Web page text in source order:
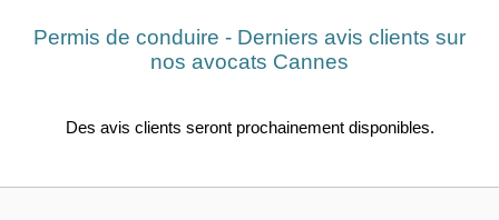
Permis de conduire - Derniers avis clients sur
nos avocats Cannes
Des avis clients seront prochainement disponibles.